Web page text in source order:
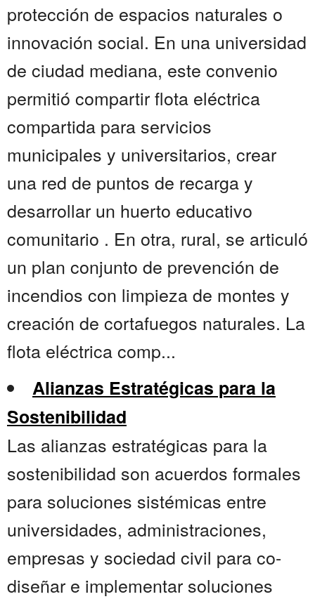
protección de espacios naturales o
innovación social. En una universidad
de ciudad mediana, este convenio
permitió compartir flota eléctrica
compartida para servicios
municipales y universitarios, crear
una red de puntos de recarga y
desarrollar un huerto educativo
comunitario . En otra, rural, se articuló
un plan conjunto de prevención de
incendios con limpieza de montes y
creación de cortafuegos naturales. La
flota eléctrica comp...
Alianzas Estratégicas para la
Sostenibilidad
Las alianzas estratégicas para la
sostenibilidad son acuerdos formales
para soluciones sistémicas entre
universidades, administraciones,
empresas y sociedad civil para co-
diseñar e implementar soluciones